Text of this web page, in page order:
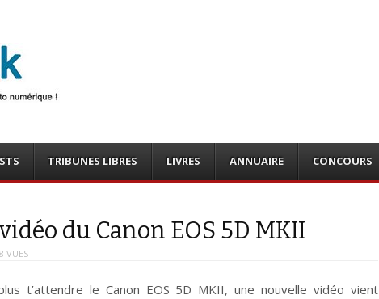
TRIBUNES LIBRES LIVRES ANNUAIRE CONCOURS
du Canon EOS 5D MKII
VUES
t’attendre le Canon EOS 5D MKII, une nouvelle vidéo vient